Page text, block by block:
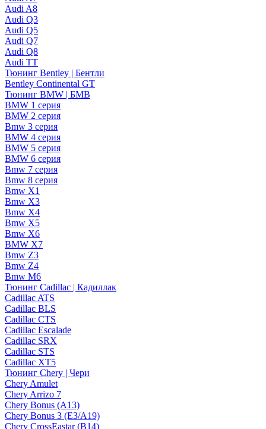
Audi A8
Audi Q3
Audi Q5
Audi Q7
Audi Q8
Audi TT
Тюнинг Bentley | Бентли
Bentley Continental GT
Тюнинг BMW | БМВ
BMW 1 серия
BMW 2 серия
Bmw 3 серия
BMW 4 серия
BMW 5 серия
BMW 6 серия
Bmw 7 серия
Bmw 8 серия
Bmw X1
Bmw X3
Bmw X4
Bmw X5
Bmw X6
BMW X7
Bmw Z3
Bmw Z4
Bmw М6
Тюнинг Cadillac | Кадиллак
Cadillac ATS
Cadillac BLS
Cadillac CTS
Cadillac Escalade
Cadillac SRX
Cadillac STS
Cadillac XT5
Тюнинг Chery | Чери
Chery Amulet
Chery Arrizo 7
Chery Bonus (A13)
Chery Bonus 3 (E3/A19)
Chery CrossEastar (B14)